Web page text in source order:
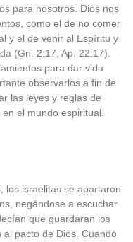
para nosotros. Dios nos
como el de no comer
y el de venir al Espíritu y
(Gn. 2:17, Ap. 22:17).
para dar vida
observarlos a fin de
las leyes y reglas de
el mundo espiritual.
los israelitas se apartaron
negándose a escuchar
que guardaran los
pacto de Dios. Cuando